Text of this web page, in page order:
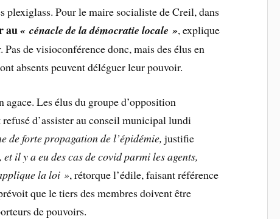
plexiglass. Pour le maire socialiste de Creil, dans
au« cénacle de la démocratie locale », explique
de visioconférence donc, mais des élus en
absents peuvent déléguer leur pouvoir.
Les élus du groupe d’opposition
d’assister au conseil municipal lundi
de forte propagation de l’épidémie, justifie
, et il y a eu des cas de covid parmi les agents,
la loi », rétorque l’édile, faisant référence
que le tiers des membres doivent être
de pouvoirs.